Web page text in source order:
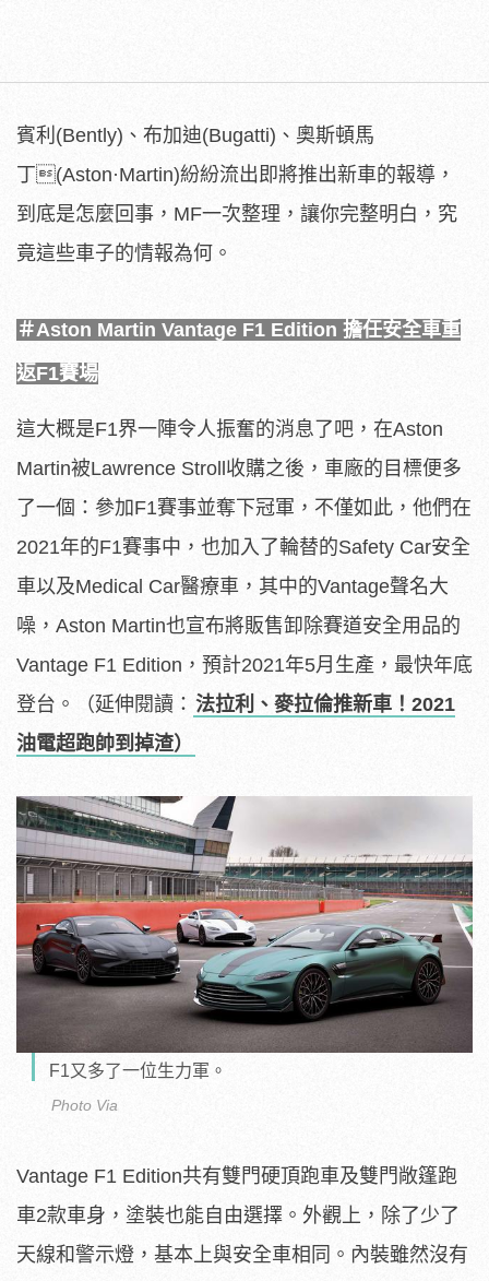
賓利(Bently)、布加迪(Bugatti)、奧斯頓馬
丁(Aston·Martin)紛紛流出即將推出新車的報導，
到底是怎麼回事，MF一次整理，讓你完整明白，究
竟這些車子的情報為何。
＃Aston Martin Vantage F1 Edition 擔任安全車重
返F1賽場
這大概是F1界一陣令人振奮的消息了吧，在Aston
Martin被Lawrence Stroll收購之後，車廠的目標便多
了一個：參加F1賽事並奪下冠軍，不僅如此，他們在
2021年的F1賽事中，也加入了輪替的Safety Car安全
車以及Medical Car醫療車，其中的Vantage聲名大
噪，Aston Martin也宣布將販售卸除賽道安全用品的
Vantage F1 Edition，預計2021年5月生產，最快年底
登台。（延伸閱讀： 法拉利、麥拉倫推新車！2021
油電超跑帥到掉渣）
F1又多了一位生力軍。
Photo Via
Vantage F1 Edition共有雙門硬頂跑車及雙門敞篷跑
車2款車身，塗裝也能自由選擇。外觀上，除了少了
天線和警示燈，基本上與安全車相同。內裝雖然沒有